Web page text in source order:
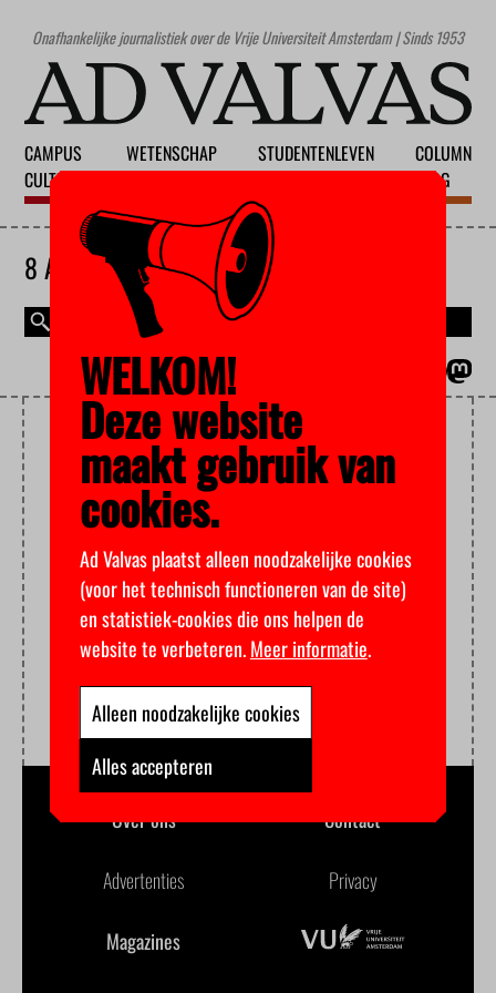
Onafhankelijke journalistiek over de Vrije Universiteit Amsterdam | Sinds 1953
CAMPUS
CULTUUR
WETENSCHAP
STUDENTENLEVEN
COLUMN
BLOG
8 AUGUSTUS 2026
HENK OLIJHOEK
Over ons Contact
Advertenties Privacy
Magazines
WELKOM!
Deze website
maakt gebruik van
cookies.
Ad Valvas plaatst alleen noodzakelijke cookies
(voor het technisch functioneren van de site)
en statistiek-cookies die ons helpen de
website te verbeteren.Meer informatie.
Alleen noodzakelijke cookies
Alles accepteren